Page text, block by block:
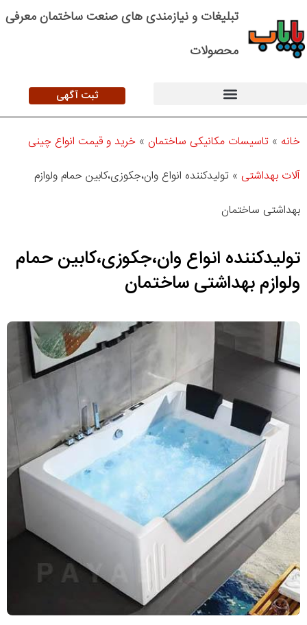
تبلیغات و نیازمندی های صنعت ساختمان معرفی
محصولات
ثبت آگهی
خانه » تاسیسات مکانیکی ساختمان » خرید و قیمت انواع چینی
آلات بهداشتی » تولیدکننده انواع وان،جکوزی،کابین حمام ولوازم
بهداشتی ساختمان
تولیدکننده انواع وان،جکوزی،کابین حمام
ولوازم بهداشتی ساختمان